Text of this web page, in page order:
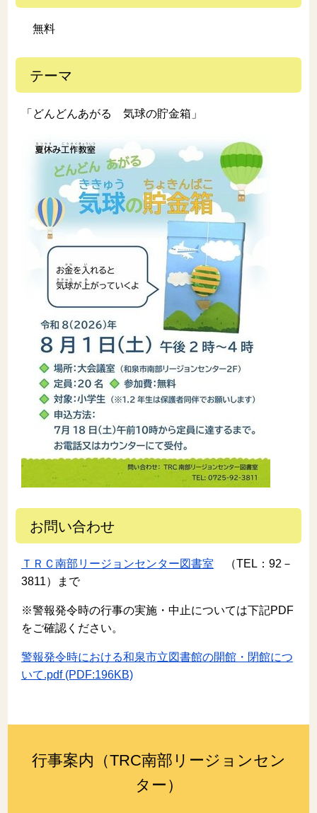
無料
テーマ
「どんどんあがる 気球の貯金箱」
お問い合わせ
ＴＲＣ南部リージョンセンター図書室 （TEL：92－
3811）まで
※警報発令時の行事の実施・中止については下記PDF
をご確認ください。
警報発令時における和泉市立図書館の開館・閉館につ
いて.pdf (PDF:196KB)
行事案内（TRC南部リージョンセン
ター）